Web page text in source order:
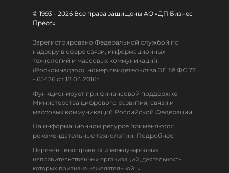
© 1993 - 2026 Все права защищены АО «ДП Бизнес
Пресс»
Зарегистрировано Федеральной службой по
надзору в сфере связи, информационных
технологий и массовых коммуникаций
(Роскомнадзор), номер свидетельства ЭЛ № ФС 77
- 65426 от 18.04.2016г.
Функционирует при финансовой поддержке
Министерства цифрового развития, связи и
массовых коммуникаций Российской Федерации.
На информационном ресурсе применяются
рекомендательные технологии. Подробнее.
Перечень иностранных и международных
неправительственных организаций, деятельность
которых признана нежелательной: ↓